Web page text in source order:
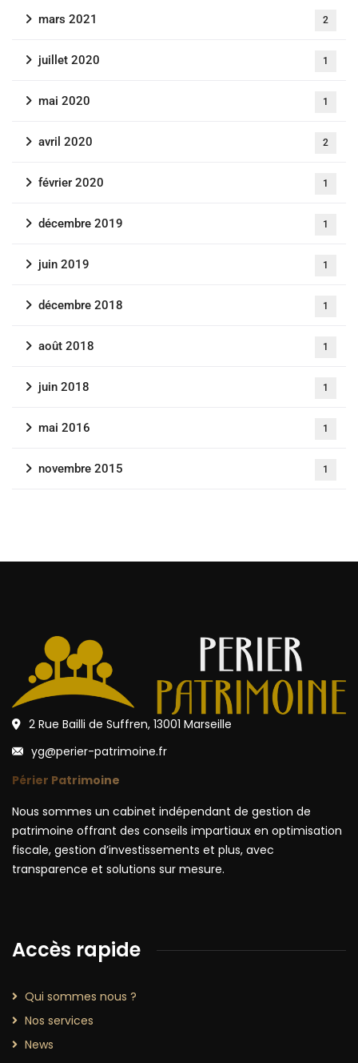
mars 2021 2
juillet 2020 1
mai 2020 1
avril 2020 2
février 2020 1
décembre 2019 1
juin 2019 1
décembre 2018 1
août 2018 1
juin 2018 1
mai 2016 1
novembre 2015 1
2 Rue Bailli de Suffren, 13001 Marseille
yg@perier-patrimoine.fr
Périer Patrimoine
Nous sommes un cabinet indépendant de gestion de
patrimoine offrant des conseils impartiaux en optimisation
fiscale, gestion d’investissements et plus, avec
transparence et solutions sur mesure.
Accès rapide
Qui sommes nous ?
Nos services
News